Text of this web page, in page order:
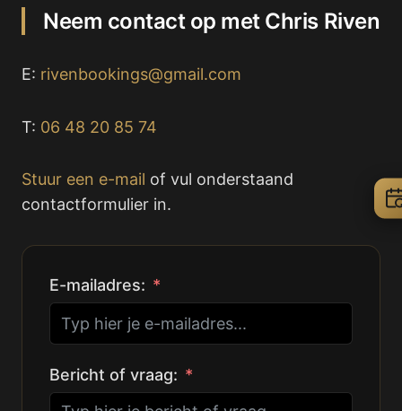
Neem contact op met Chris Riven
E: rivenbookings@gmail.com
T: 06 48 20 85 74
Stuur een e-mail of vul onderstaand
contactformulier in.
E-mailadres:
Bericht of vraag: